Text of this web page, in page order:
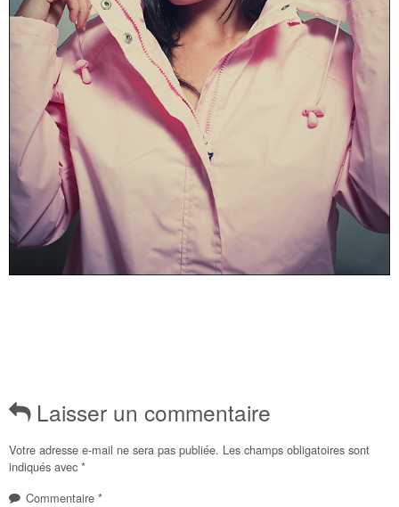
Laisser un commentaire
Votre adresse e-mail ne sera pas publiée. Les champs obligatoires sont
indiqués avec *
Commentaire *